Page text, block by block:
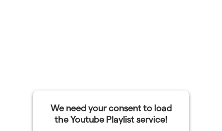
We need your consent to load
the Youtube Playlist service!